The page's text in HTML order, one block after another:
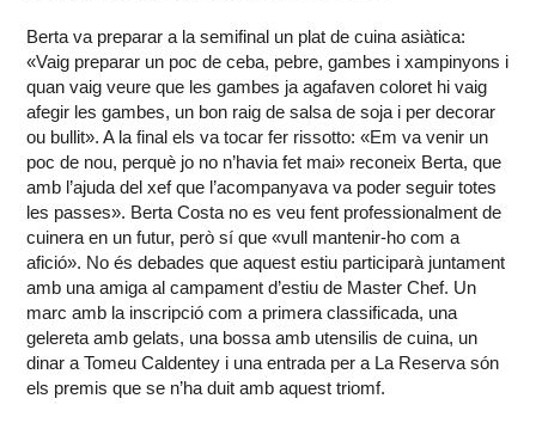
Berta va preparar a la semifinal un plat de cuina asiàtica:
«Vaig preparar un poc de ceba, pebre, gambes i xampinyons i
quan vaig veure que les gambes ja agafaven coloret hi vaig
afegir les gambes, un bon raig de salsa de soja i per decorar
ou bullit». A la final els va tocar fer rissotto: «Em va venir un
poc de nou, perquè jo no n’havia fet mai» reconeix Berta, que
amb l’ajuda del xef que l’acompanyava va poder seguir totes
les passes». Berta Costa no es veu fent professionalment de
cuinera en un futur, però sí que «vull mantenir-ho com a
afició». No és debades que aquest estiu participarà juntament
amb una amiga al campament d’estiu de Master Chef. Un
marc amb la inscripció com a primera classificada, una
gelereta amb gelats, una bossa amb utensilis de cuina, un
dinar a Tomeu Caldentey i una entrada per a La Reserva són
els premis que se n’ha duit amb aquest triomf.